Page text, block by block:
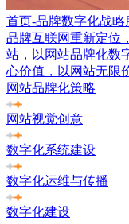
首页-品牌数字化战略
品牌互联网重新定位
站，以网站品牌化数
心价值，以网站无限
网站品牌化策略
网站视觉创意
数字化系统建设
数字化运维与传播
数字化建设